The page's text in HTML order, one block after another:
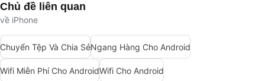
Chủ đề liên quan
về iPhone
Chuyển Tệp Và Chia SẻNgang Hàng Cho Android
Wifi Miễn Phí Cho AndroidWifi Cho Android